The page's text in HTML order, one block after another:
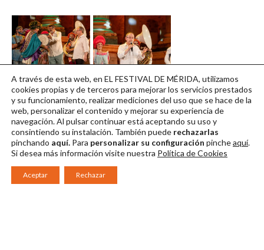
Clípeo 10º
ANIVERSARIO 04
Descargar en alta
Clípeo 10º
ANIVERSARIO 05
Descargar en alta
A través de esta web, en EL FESTIVAL DE MÉRIDA, utilizamos
cookies propias y de terceros para mejorar los servicios prestados
y su funcionamiento, realizar mediciones del uso que se hace de la
web, personalizar el contenido y mejorar su experiencia de
navegación. Al pulsar continuarestá aceptando su uso y
consintiendo su instalación. También puede rechazarlas
pinchando aquí. Para personalizar su configuración pincheaquí.
Si desea más información visite nuestra Política de Cookies
Aceptar Rechazar